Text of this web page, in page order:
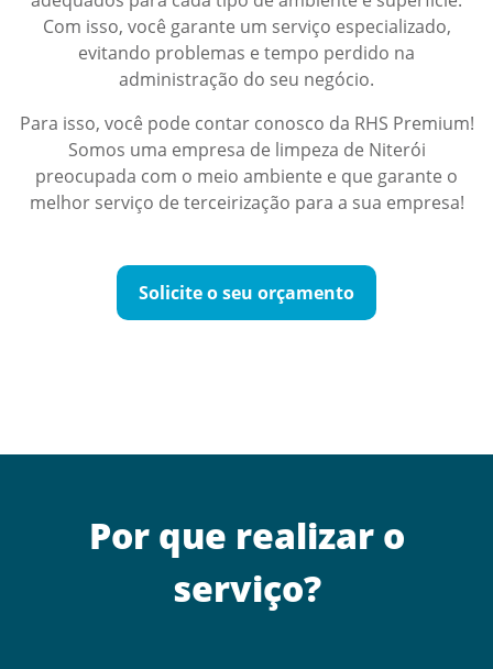
Com isso, você garante um serviço especializado,
evitando problemas e tempo perdido na
administração do seu negócio.
Para isso, você pode contar conosco da RHS Premium!
Somos uma empresa de limpeza de Niterói
preocupada com o meio ambiente e que garante o
melhor serviço de terceirização para a sua empresa!
Solicite o seu orçamento
Por que realizar o
serviço?